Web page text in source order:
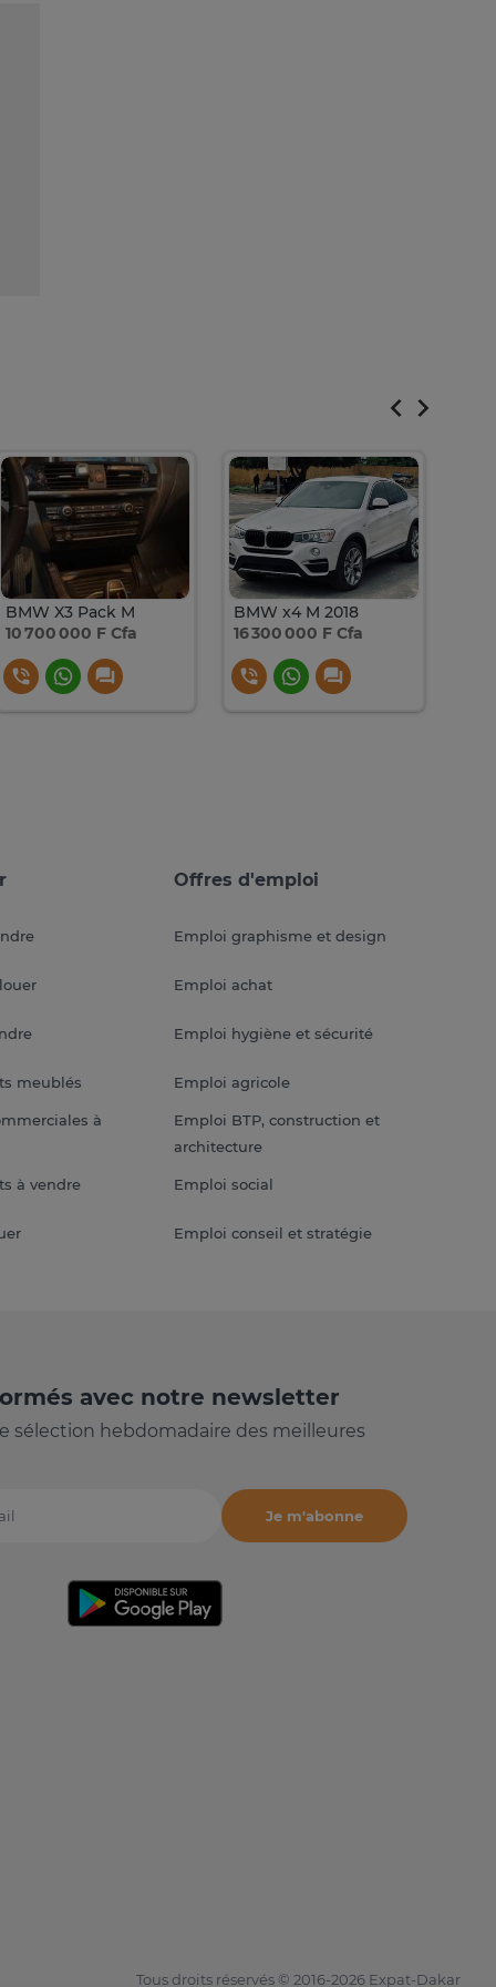
BMW X3 Pack M
10 700 000 F Cfa
BMW x4 M 2018
16 300 000 F Cfa
meublés
à
à vendre
Offres d'emploi
Emploi graphisme et design
Emploi achat
Emploi hygiène et sécurité
Emploi agricole
Emploi BTP, construction et
architecture
Emploi social
Emploi conseil et stratégie
avec notre newsletter
sélection hebdomadaire des meilleures
Je m'abonne
Tous droits réservés © 2016-2026 Expat-Dakar